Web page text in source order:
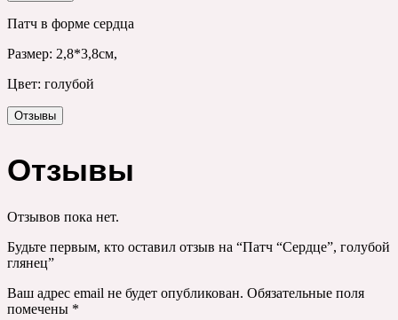
Патч в форме сердца
Размер: 2,8*3,8см,
Цвет: голубой
Отзывы
Отзывы
Отзывов пока нет.
Будьте первым, кто оставил отзыв на “Патч “Сердце”, голубой
глянец”
Ваш адрес email не будет опубликован. Обязательные поля
помечены *